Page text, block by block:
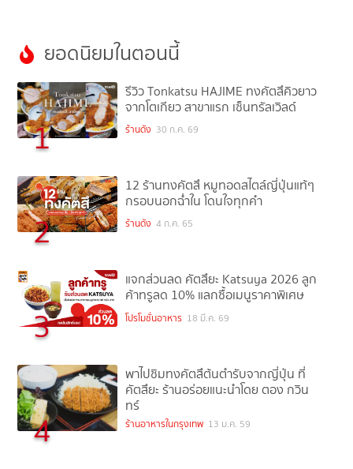
ยอดนิยมในตอนนี้
1
รีวิว Tonkatsu HAJIME ทงคัตสึคิวยาว
จากโตเกียว สาขาแรก เซ็นทรัลเวิลด์
ร้านดัง 30 ก.ค. 69
2
12 ร้านทงคัตสึ หมูทอดสไตล์ญี่ปุ่นแท้ๆ
กรอบนอกฉ่ำใน โดนใจทุกคำ
ร้านดัง 4 ก.ค. 65
3
แจกส่วนลด คัตสึยะ Katsuya 2026 ลูก
ค้าทรูลด 10% แลกซื้อเมนูราคาพิเศษ
โปรโมชั่นอาหาร 18 มี.ค. 69
4
พาไปชิมทงคัตสึต้นตำรับจากญี่ปุ่น ที่
คัตสึยะ ร้านอร่อยแนะนำโดย ตอง กวิน
ทร์
ร้านอาหารในกรุงเทพ 13 ม.ค. 59